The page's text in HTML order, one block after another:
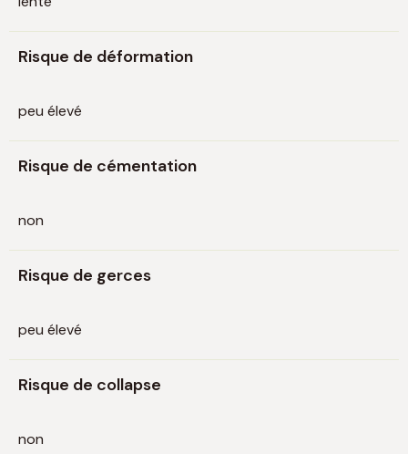
Risque de déformation
peu élevé
Risque de cémentation
non
Risque de gerces
peu élevé
Risque de collapse
non